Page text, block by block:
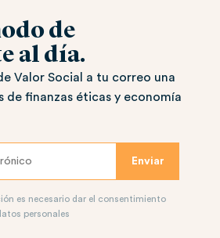
de
al día.
Valor Social a tu correo una
de finanzas éticas y economía
es necesario dar el consentimiento
personales